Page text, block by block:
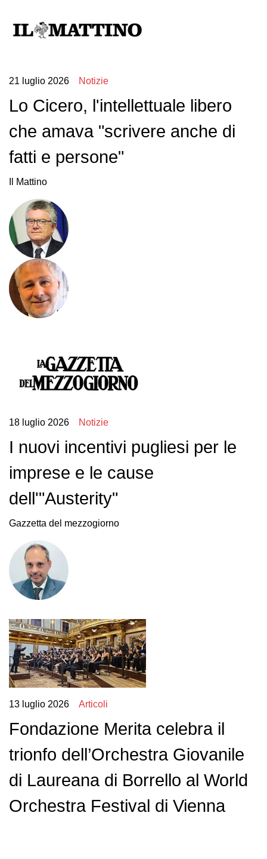
21 luglio 2026 Notizie
Lo Cicero, l'intellettuale libero
che amava "scrivere anche di
fatti e persone"
Il Mattino
18 luglio 2026 Notizie
I nuovi incentivi pugliesi per le
imprese e le cause
dell'"Austerity"
Gazzetta del mezzogiorno
13 luglio 2026 Articoli
Fondazione Merita celebra il
trionfo dell’Orchestra Giovanile
di Laureana di Borrello al World
Orchestra Festival di Vienna